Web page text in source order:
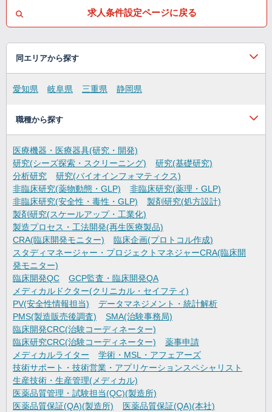
求人条件設定ページに戻る
同エリアから探す
愛知県 岐阜県 三重県 静岡県
職種から探す
医療機器・医療器具(研究・開発)
研究(シーズ探索・スクリーニング)
研究(基礎研究)
分析研究
研究(バイオインフォマティクス)
非臨床研究(薬物動態・GLP)
非臨床研究(薬理・GLP)
非臨床研究(安全性・毒性・GLP)
製剤研究(処方設計)
製剤研究(スケールアップ・工業化)
製造プロセス・工法開発(再生医療製品)
CRA(臨床開発モニター)
臨床企画(プロトコル作成)
スタディマネージャー・プロジェクトマネジャーCRA(臨床開
発モニター)
臨床開発QC
GCP監査・臨床開発QA
メディカルドクター(クリニカル・セイフティ)
PV(安全性情報担当)
データマネジメント・統計解析
PMS(製造販売後調査)
SMA(治験事務局)
臨床開発CRC(治験コーディネーター)
臨床研究CRC(治験コーディネーター)
薬事申請
メディカルライター
学術・MSL・アフェアーズ
技術サポート・技術営業・アプリケーションスペシャリスト
生産技術・生産管理(メディカル)
医薬品質管理・試験担当(QC)(製造所)
医薬品質保証(QA)(製造所)
医薬品質保証(QA)(本社)